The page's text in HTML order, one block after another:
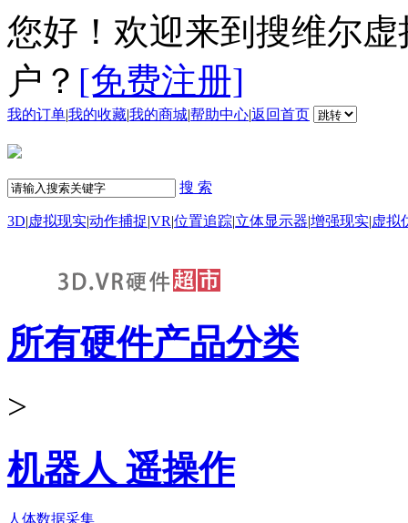
您好！欢迎来到搜维尔
户？ [免费注册]
我的订单|我的收藏|我的商城|帮助中心|返回首页
搜 索
3D|虚拟现实|动作捕捉|VR|位置追踪|立体显示器|增强现实|虚拟
所有硬件产品分类
>
机器人 遥操作
人体数据采集